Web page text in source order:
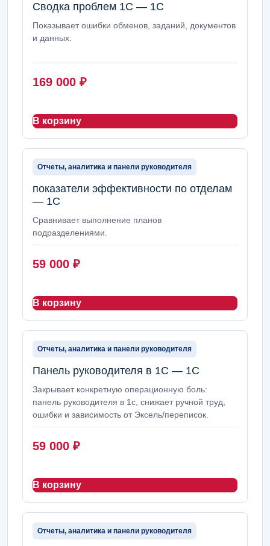
Сводка проблем 1С — 1С
Показывает ошибки обменов, заданий, документов
и данных.
169 000 ₽
В корзину
Отчеты, аналитика и панели руководителя
показатели эффективности по отделам
— 1С
Сравнивает выполнение планов
подразделениями.
59 000 ₽
В корзину
Отчеты, аналитика и панели руководителя
Панель руководителя в 1С — 1С
Закрывает конкретную операционную боль:
панель руководителя в 1с, снижает ручной труд,
ошибки и зависимость от Эксель/переписок.
59 000 ₽
В корзину
Отчеты, аналитика и панели руководителя